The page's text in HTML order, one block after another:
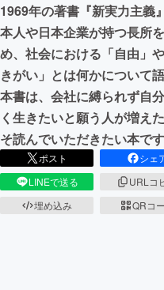
CAMPFIREふるさと
1969年の著書『新実力主義
本人や日本企業が持つ長所
め、社会における「自由」
きがい」とは何かについて
本書は、会社に縛られず自
く生きたいと願う人が増え
そ読んでいただきたい本です
ポスト
シェ
LINEで送る
URLコ
埋め込み
QRコ